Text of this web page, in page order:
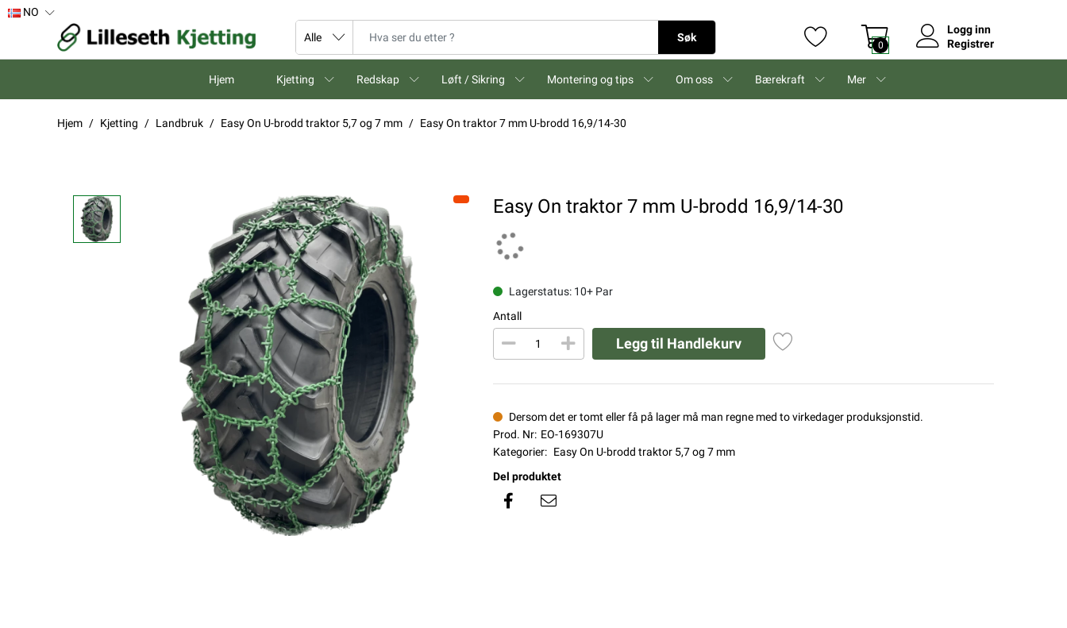
NO
Søk
0
Logg inn
Registrer
Hjem Kjetting Redskap Løft / Sikring Montering og tips Om oss Bærekraft Mer
Hjem Kjetting Landbruk Easy On U-brodd traktor 5,7 og 7 mm Easy On traktor 7 mm U-brodd 16,9/14-30
Easy On traktor 7 mm U-brodd 16,9/14-30
Lagerstatus: 10+ Par
Antall
Legg til Handlekurv
Dersom det er tomt eller få på lager må man regne med to virkedager produksjonstid.
Prod. Nr: EO-169307U
Kategorier: Easy On U-brodd traktor 5,7 og 7 mm
Del produktet